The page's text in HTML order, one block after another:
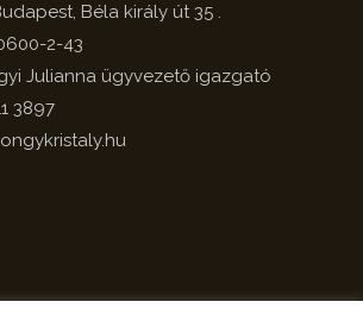
Béla király út 35 .
2-43
Julianna ügyvezető igazgató
3897